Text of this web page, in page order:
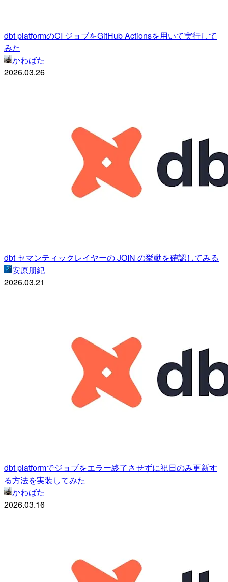
dbt platformのCI ジョブをGitHub Actionsを用いて実行して
みた
かわばた
2026.03.26
dbt セマンティックレイヤーの JOIN の挙動を確認してみる
安原朋紀
2026.03.21
dbt platformでジョブをエラー終了させずに祝日のみ更新す
る方法を実装してみた
かわばた
2026.03.16